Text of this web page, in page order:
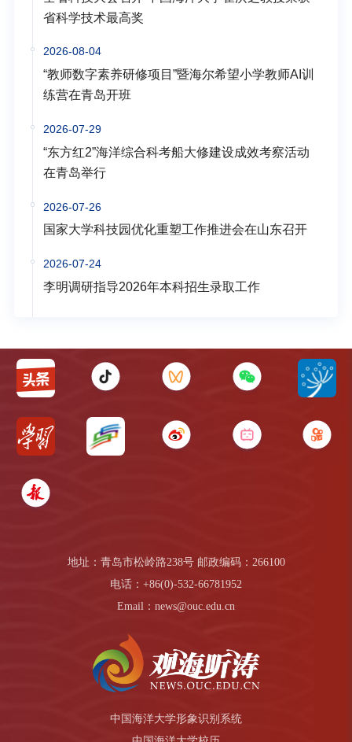
省科学技术最高奖
2026-08-04
“教师数字素养研修项目”暨海尔希望小学教师AI训
练营在青岛开班
2026-07-29
“东方红2”海洋综合科考船大修建设成效考察活动
在青岛举行
2026-07-26
国家大学科技园优化重塑工作推进会在山东召开
2026-07-24
李明调研指导2026年本科招生录取工作
地址：青岛市松岭路238号 邮政编码：266100
电话：+86(0)-532-66781952
Email：news@ouc.edu.cn
中国海洋大学形象识别系统